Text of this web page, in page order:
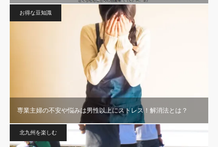
お得な豆知識
専業主婦の不安や悩みは男性以上にストレス！解消法とは？
北九州を楽しむ